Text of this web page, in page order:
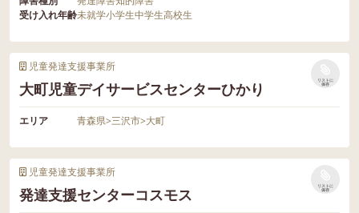
受け入れ年齢未就学小学生中学生高校生
児童発達支援事業所
大町児童デイサービスセンターひかり
リストに
保存
エリア 青森県>三沢市>大町
児童発達支援事業所
発達支援センターコスモス
リストに
保存